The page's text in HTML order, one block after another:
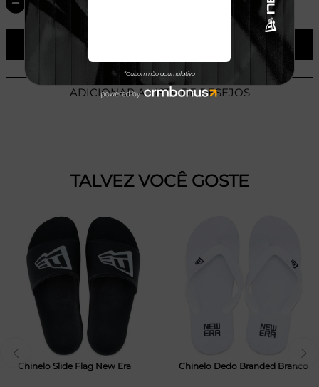
ADICIONAR A LISTA DE DESEJOS
TALVEZ VOCÊ GOSTE
Chinelo Slide Flag New Era Chinelo Dedo Branded Branco